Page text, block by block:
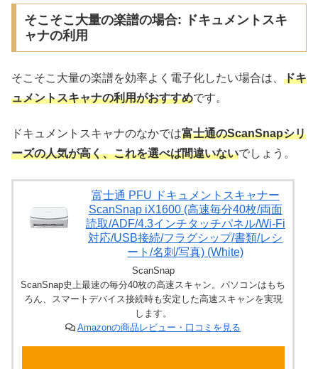
そこそこ大量の楽譜の場合: ドキュメントスキ
ャナの利用
そこそこ大量の楽譜を効率よく電子化したい場合は、 ドキ
ュメントスキャナの利用がおすすめです。
ドキュメントスキャナのなかでは富士通のScanSnapシリ
ーズの人気が高く、これを選べば間違いないでしょう。
富士通 PFU ドキュメントスキャナー
ScanSnap iX1600 (高速毎分40枚/両面
読取/ADF/4.3インチタッチパネル/Wi-Fi
対応/USB接続/フラグシップ/書類/レシ
ート/名刺/写真) (White)
ScanSnap
ScanSnap史上最速の毎分40枚の高速スキャン。パソコンはもち
ろん、スマートデバイス接続時も安定した高速スキャンを実現
します。
Amazonの商品レビュー・口コミを見る